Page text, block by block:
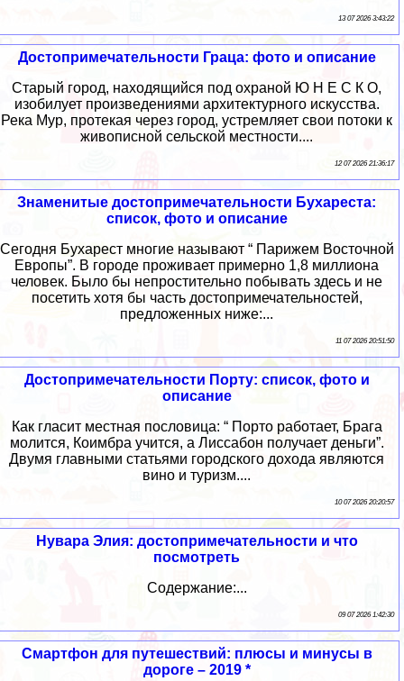
13 07 2026 3:43:22
Достопримечательности Граца: фото и описание
Старый город, находящийся под охраной Ю Н Е С К О,
изобилует произведениями архитектурного искусства.
Река Мур, протекая через город, устремляет свои потоки к
живописной сельской местности....
12 07 2026 21:36:17
Знаменитые достопримечательности Бухареста:
список, фото и описание
Сегодня Бухарест многие называют “ Парижем Восточной
Европы”. В городе проживает примерно 1,8 миллиона
человек. Было бы непростительно побывать здесь и не
посетить хотя бы часть достопримечательностей,
предложенных ниже:...
11 07 2026 20:51:50
Достопримечательности Порту: список, фото и
описание
Как гласит местная пословица: “ Порто работает, Брага
молится, Коимбра учится, а Лиссабон получает деньги”.
Двумя главными статьями городского дохода являются
вино и туризм....
10 07 2026 20:20:57
Нувара Элия: достопримечательности и что
посмотреть
Содержание:...
09 07 2026 1:42:30
Смартфон для путешествий: плюсы и минусы в
дороге – 2019 *